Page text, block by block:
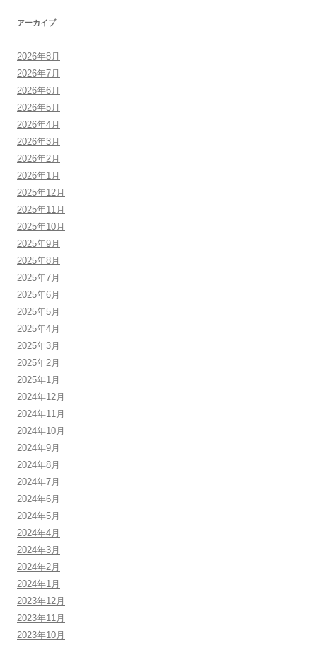
アーカイブ
2026年8月
2026年7月
2026年6月
2026年5月
2026年4月
2026年3月
2026年2月
2026年1月
2025年12月
2025年11月
2025年10月
2025年9月
2025年8月
2025年7月
2025年6月
2025年5月
2025年4月
2025年3月
2025年2月
2025年1月
2024年12月
2024年11月
2024年10月
2024年9月
2024年8月
2024年7月
2024年6月
2024年5月
2024年4月
2024年3月
2024年2月
2024年1月
2023年12月
2023年11月
2023年10月